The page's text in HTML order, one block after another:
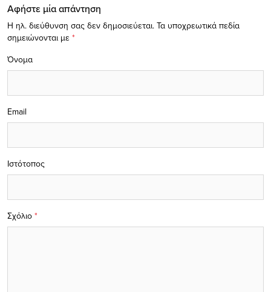
Αφήστε μία απάντηση
Η ηλ. διεύθυνση σας δεν δημοσιεύεται. Τα υποχρεωτικά πεδία
σημειώνονται με *
Σχόλιο *
Όνομα
Email
Ιστότοπος